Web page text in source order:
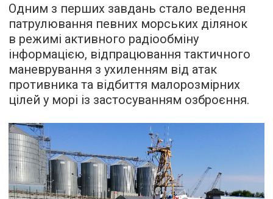
Одним з перших завдань стало ведення
патрулювання певних морських ділянок
в режимі активного радіообміну
інформацією, відпрацювання тактичного
маневрування з ухиленням від атак
противника та відбиття малорозмірних
цілей у морі із застосуванням озброєння.